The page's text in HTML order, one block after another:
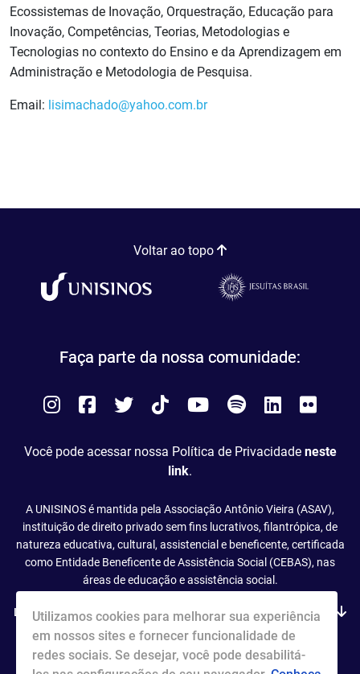
Ecossistemas de Inovação, Orquestração, Educação para
Inovação, Competências, Teorias, Metodologias e
Tecnologias no contexto do Ensino e da Aprendizagem em
Administração e Metodologia de Pesquisa.
Email: lisimachado@yahoo.com.br
Voltar ao topo
Faça parte da nossa comunidade:
Instagram
Facebook
Twitter
TiktokYou SpotifyLinkedIn
Você pode acessar nossa Política de Privacidade neste
link.
A UNISINOS é mantida pela Associação Antônio Vieira (ASAV),
instituição de direito privado sem fins lucrativos, filantrópica, de
natureza educativa, cultural, assistencial e beneficente, certificada
como Entidade Beneficente de Assistência Social (CEBAS), nas
áreas de educação e assistência social.
Leia mais
Utilizamos cookies para melhorar sua experiência
em nossos sites e fornecer funcionalidade de
redes sociais. Se desejar, você pode desabilitá-